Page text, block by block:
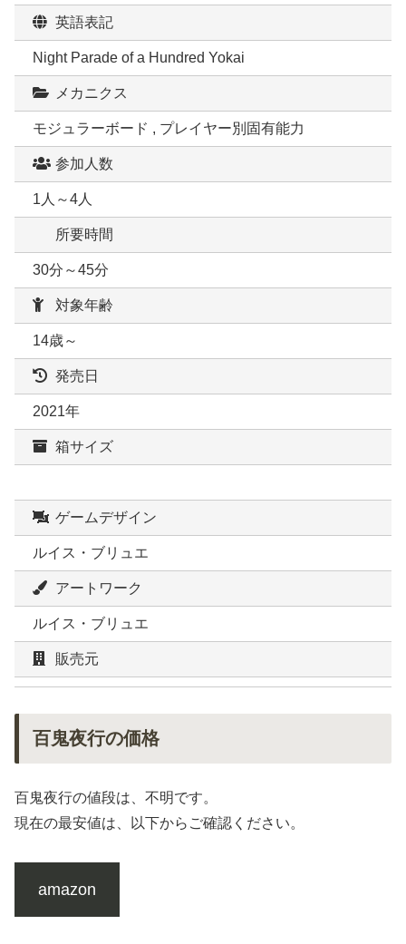
英語表記
Night Parade of a Hundred Yokai
メカニクス
モジュラーボード , プレイヤー別固有能力
参加人数
1人～4人
所要時間
30分～45分
対象年齢
14歳～
発売日
2021年
箱サイズ
ゲームデザイン
ルイス・ブリュエ
アートワーク
ルイス・ブリュエ
販売元
百鬼夜行の価格
百鬼夜行の値段は、不明です。
現在の最安値は、以下からご確認ください。
amazon